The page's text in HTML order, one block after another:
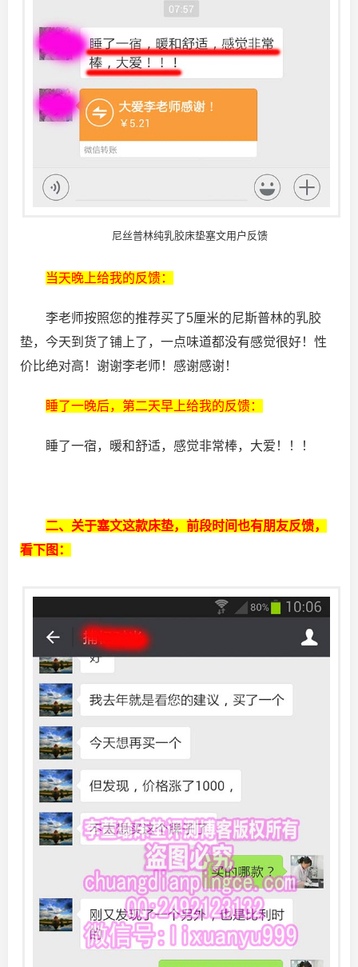
尼丝普林纯乳胶床垫塞文用户反馈
当天晚上给我的反馈：
李老师按照您的推荐买了5厘米的尼斯普林的乳胶
垫，今天到货了铺上了，一点味道都没有感觉很好！性
价比绝对高！谢谢李老师！感谢感谢！
睡了一晚后，第二天早上给我的反馈：
睡了一宿，暖和舒适，感觉非常棒，大爱！！！
二、关于塞文这款床垫，前段时间也有朋友反馈，
看下图：